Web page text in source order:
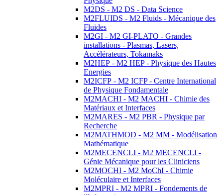
M2DS - M2 DS - Data Science
M2FLUIDS - M2 Fluids - Mécanique des
Fluides
M2GI - M2 GI-PLATO - Grandes
installations - Plasmas, Lasers,
Accélérateurs, Tokamaks
M2HEP - M2 HEP - Physique des Hautes
Energies
M2ICFP - M2 ICFP - Centre International
de Physique Fondamentale
M2MACHI - M2 MACHI - Chimie des
Matériaux et Interfaces
M2MARES - M2 PBR - Physique par
Recherche
M2MATHMOD - M2 MM - Modélisation
Mathématique
M2MECENCLI - M2 MECENCLI -
Génie Mécanique pour les Cliniciens
M2MOCHI - M2 MoChI - Chimie
Moléculaire et Interfaces
M2MPRI - M2 MPRI - Fondements de